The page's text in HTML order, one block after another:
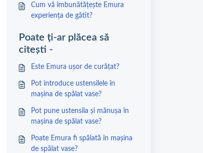
Cum vă îmbunătățește Emura
experiența de gătit?
Poate ți-ar plăcea să
citești -
Este Emura ușor de curățat?
Pot introduce ustensilele în
mașina de spălat vase?
Pot pune ustensila și mănușa în
mașina de spălat vase?
Poate Emura fi spălată în mașina
de spălat vase?